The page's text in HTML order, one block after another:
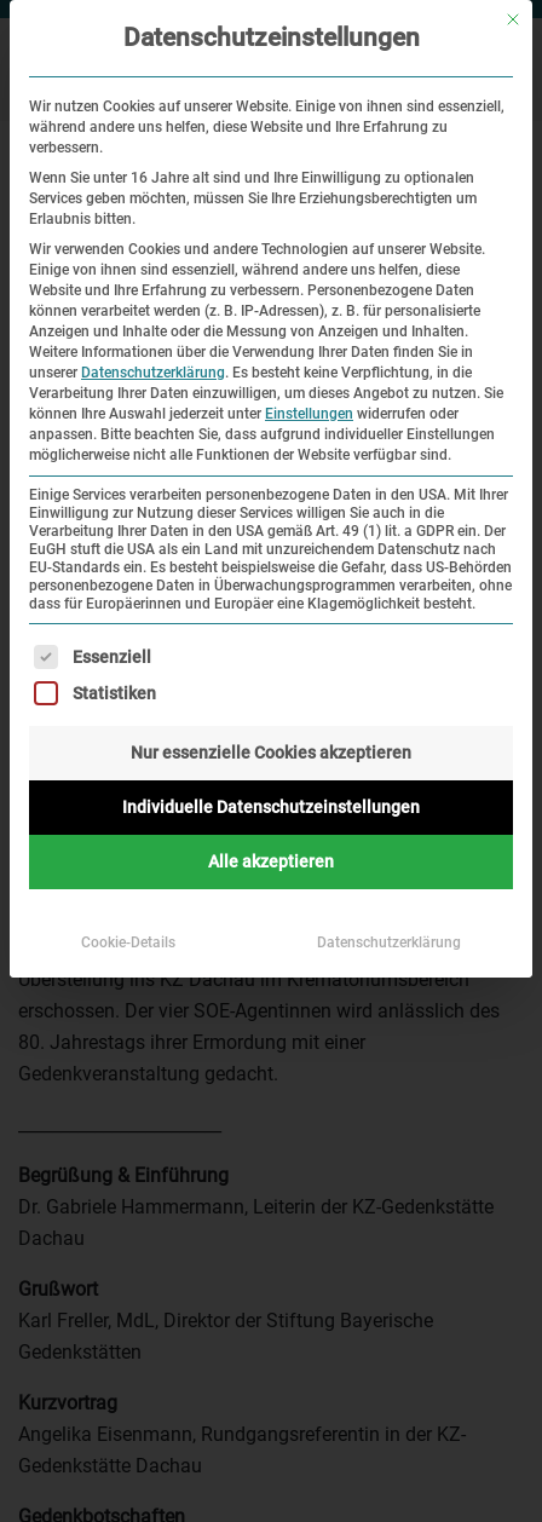
Startseite |
Khan, Eliane Plewman
Gedenkfeier
Gedenkveranstaltung für die SOE-
Agentinnen Yolande Beekman,
Madeleine Damerment, Noor Inayat
Khan, Eliane Plewman
| 14.09.2024 | 14:00—15:30
(Special Operations Executive) Yolande Beekman,
Madeleine Damerment, Noor Inayat Khan und Eliane
Plewman im KZ Dachau von der SS ermordet. Im besetzten
gewirkt, wurden gefangengenommen und nach ihrer
Überstellung ins KZ Dachau im Krematoriumsbereich
erschossen. Der vier SOE-Agentinnen wird anlässlich des
80. Jahrestags ihrer Ermordung mit einer
Gedenkveranstaltung gedacht.
Begrüßung & Einführung
Dr. Gabriele Hammermann, Leiterin der KZ-Gedenkstätte
Dachau
Grußwort
Karl Freller, MdL, Direktor der Stiftung Bayerische
Gedenkstätten
Kurzvortrag
Angelika Eisenmann, Rundgangsreferentin in der KZ-
Gedenkstätte Dachau
Gedenkbotschaften
Mit
Datenschutzeinstellungen
Wir nutzen Cookies auf unserer Website. Einige von ihnen sind essenziell,
während andere uns helfen, diese Website und Ihre Erfahrung zu
verbessern.
Wenn Sie unter 16 Jahre alt sind und Ihre Einwilligung zu optionalen
Services geben möchten, müssen Sie Ihre Erziehungsberechtigten um
Erlaubnis bitten.
Wir verwenden Cookies und andere Technologien auf unserer Website.
Einige von ihnen sind essenziell, während andere uns helfen, diese
Website und Ihre Erfahrung zu verbessern. Personenbezogene Daten
können verarbeitet werden (z. B. IP-Adressen), z. B. für personalisierte
Anzeigen und Inhalte oder die Messung von Anzeigen und Inhalten.
Weitere Informationen über die Verwendung Ihrer Daten finden Sie in
unserer Datenschutzerklärung. Es besteht keine Verpflichtung, in die
Verarbeitung Ihrer Daten einzuwilligen, um dieses Angebot zu nutzen. Sie
können Ihre Auswahl jederzeit unter Einstellungen widerrufen oder
anpassen. Bitte beachten Sie, dass aufgrund individueller Einstellungen
möglicherweise nicht alle Funktionen der Website verfügbar sind.
Einige Services verarbeiten personenbezogene Daten in den USA. Mit Ihrer
Einwilligung zur Nutzung dieser Services willigen Sie auch in die
Verarbeitung Ihrer Daten in den USA gemäß Art. 49 (1) lit. a GDPR ein. Der
EuGH stuft die USA als ein Land mit unzureichendem Datenschutz nach
EU-Standards ein. Es besteht beispielsweise die Gefahr, dass US-Behörden
personenbezogene Daten in Überwachungsprogrammen verarbeiten, ohne
dass für Europäerinnen und Europäer eine Klagemöglichkeit besteht.
Es folgt eine Liste der Service-Gruppen, für die eine
Essenziell
Statistiken
Nur essenzielle Cookies akzeptieren
Individuelle Datenschutzeinstellungen
Alle akzeptieren
Cookie-Details Datenschutzerklärung